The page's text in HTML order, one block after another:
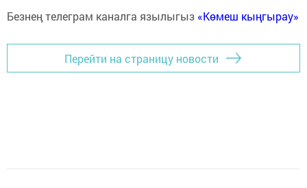
Безнең телеграм каналга язылыгыз «Көмеш кыңгырау»
Перейти на страницу новости